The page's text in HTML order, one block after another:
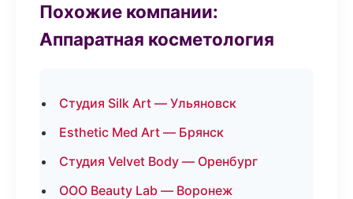
Похожие компании:
Аппаратная косметология
Студия Silk Art — Ульяновск
Esthetic Med Art — Брянск
Студия Velvet Body — Оренбург
ООО Beauty Lab — Воронеж